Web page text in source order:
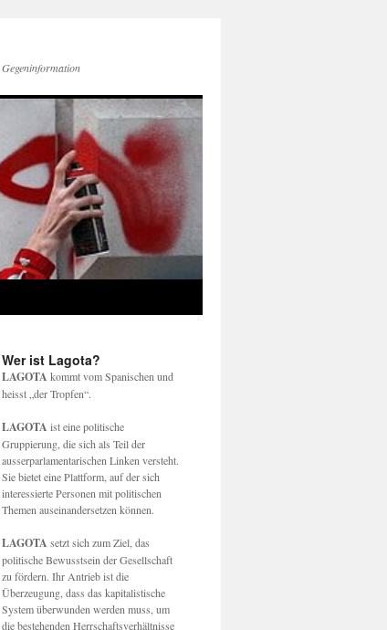
Gegeninformation
Wer ist Lagota?
LAGOTA kommt vom Spanischen und
heisst „der Tropfen“.
LAGOTA ist eine politische
Gruppierung, die sich als Teil der
ausserparlamentarischen Linken versteht.
Sie bietet eine Plattform, auf der sich
interessierte Personen mit politischen
Themen auseinandersetzen können.
LAGOTA setzt sich zum Ziel, das
politische Bewusstsein der Gesellschaft
zu fördern. Ihr Antrieb ist die
Überzeugung, dass das kapitalistische
System überwunden werden muss, um
die bestehenden Herrschaftsverhältnisse